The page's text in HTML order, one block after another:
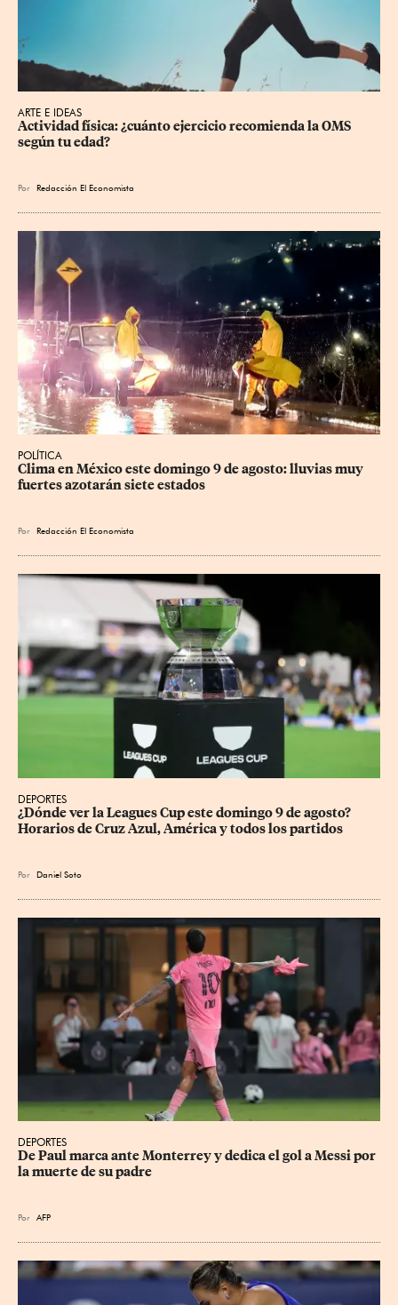
ARTE E IDEAS
Actividad física: ¿cuánto ejercicio recomienda la OMS
según tu edad?
Por Redacción El Economista
POLÍTICA
Clima en México este domingo 9 de agosto: lluvias muy
fuertes azotarán siete estados
Por Redacción El Economista
DEPORTES
¿Dónde ver la Leagues Cup este domingo 9 de agosto?
Horarios de Cruz Azul, América y todos los partidos
Por Daniel Soto
DEPORTES
De Paul marca ante Monterrey y dedica el gol a Messi por
la muerte de su padre
Por AFP